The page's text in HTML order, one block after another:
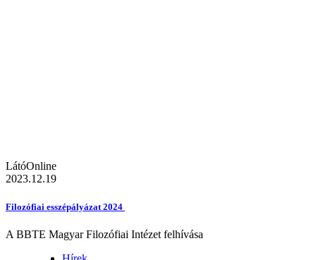
LátóOnline
2023.12.19
Filozófiai esszépályázat 2024
A BBTE Magyar Filozófiai Intézet felhívása